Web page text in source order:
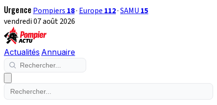
Urgence Pompiers 18· Europe 112·SAMU 15
vendredi 07 août 2026
Actualités Annuaire